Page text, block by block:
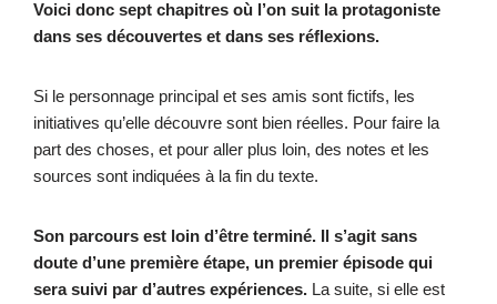
Voici donc sept chapitres où l’on suit la protagoniste
dans ses découvertes et dans ses réflexions.
Si le personnage principal et ses amis sont fictifs, les
initiatives qu’elle découvre sont bien réelles. Pour faire la
part des choses, et pour aller plus loin, des notes et les
sources sont indiquées à la fin du texte.
Son parcours est loin d’être terminé. Il s’agit sans
doute d’une première étape, un premier épisode qui
sera suivi par d’autres expériences. La suite, si elle est